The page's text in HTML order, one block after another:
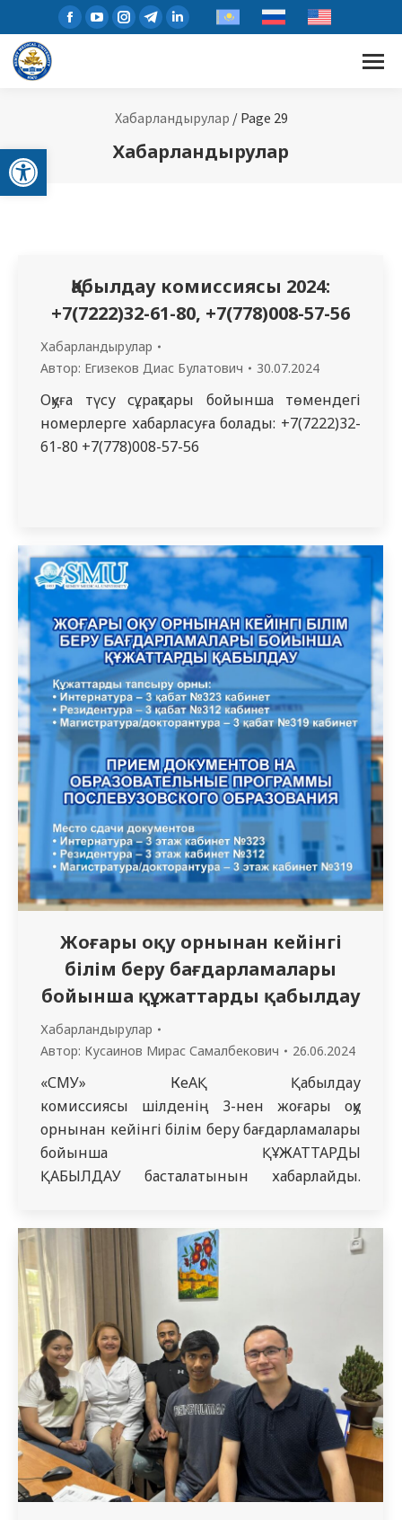
Open toolbar
Facebook
page
YouTube
page
new
Instagram
page
new
Telegram
page
Linkedin
page
Хабарландырулар / Page 29
Хабарландырулар
Қабылдау комиссиясы 2024:
+7(7222)32-61-80, +7(778)008-57-56
Хабарландырулар
Автор: Егизеков Диас Булатович 30.07.2024
Оқуға түсу сұрақтары бойынша төмендегі
номерлерге хабарласуға болады: +7(7222)32-
61-80 +7(778)008-57-56
Жоғары оқу орнынан кейінгі
білім беру бағдарламалары
бойынша құжаттарды қабылдау
Хабарландырулар
Автор: Кусаинов Мирас Самалбекович 26.06.2024
«СМУ» КеАҚ Қабылдау
комиссиясы шілденің 3-нен жоғары оқу
орнынан кейінгі білім беру бағдарламалары
бойынша ҚҰЖАТТАРДЫ
ҚАБЫЛДАУ басталатынын хабарлайды.
аудиторияларда қабылданады:
Интернатура с 3.07 – 15.08 – 3 қабат №323
кабинет Резидентура с 3.07 – 25.07 – 3 қабат
№312 кабинет Магистратура/докторантура
с 3.07 – 3.08 – 3 қабат №319 Қабылдау
емтиханының ережелері және құжаттар
тізімі…